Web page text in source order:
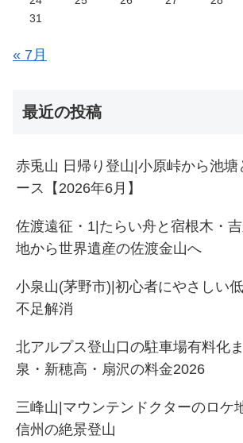
31
« 7月
最近の投稿
赤兎山 日帰り登山|小原峠から池塘
ース【2026年6月】
佐渡遠征・1|たらい舟と宿根木・
地から世界遺産の佐渡金山へ
小泉山(茅野市)|初心者にやさしい
不足解消
北アルプス登山口の駐車場有料化
泉・新穂高・扇沢の料金2026
三峰山|マウンテンドクターのロケ
信州の絶景登山